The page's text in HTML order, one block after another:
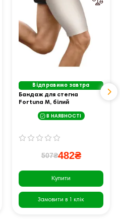
Відправимо завтра
Бандаж для стегна
Fortuna M, білий
В НАЯВНОСТІ
507₴482₴
Купити
Замовити в 1 клік